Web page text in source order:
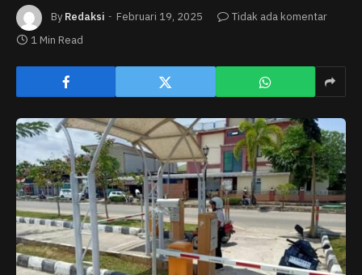
By Redaksi Februari 19, 2025
Tidak ada komentar
1 Min Read